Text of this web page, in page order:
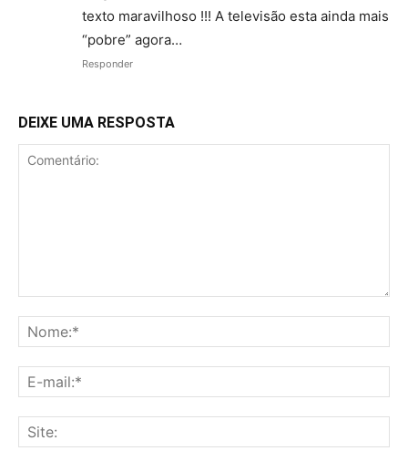
texto maravilhoso !!! A televisão esta ainda mais
“pobre” agora…
Responder
DEIXE UMA RESPOSTA